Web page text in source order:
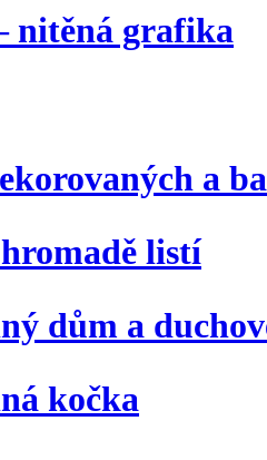
nitěná grafika
a
listí
dům a
kočka